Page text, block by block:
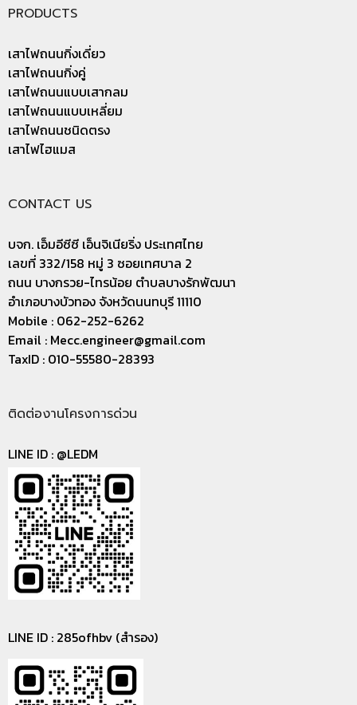
PRODUCTS
เสาไฟถนนกิ่งเดี่ยว
เสาไฟถนนกิ่งคู่
เสาไฟถนนแบบเสากลม
เสาไฟถนนแบบเหลี่ยม
เสาไฟถนนชนิดตรง
เสาไฟไฮแมส
CONTACT US
บจก. เอ็มอีซีซี เอ็นจิเนียริ่ง ประเทศไทย
เลขที่ 332/158 หมู่ 3 ซอยเทศบาล 2
ถนน บางกรวย-ไทรน้อย ตำบลบางรักพัฒนา
อำเภอบางบัวทอง จังหวัดนนทบุรี 11110
Mobile : 062-252-6262
Email : Mecc.engineer@gmail.com
TaxID : 010-55580-28393
ติดต่องานโครงการด่วน
LINE ID : @LEDM
LINE ID : 285ofhbv (สำรอง)